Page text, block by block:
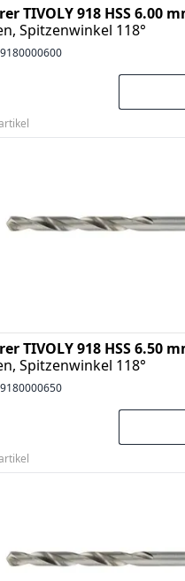
TIVOLY 918 HSS 6.00
Spitzenwinkel 118°
9180000600
TIVOLY 918 HSS 6.50
Spitzenwinkel 118°
9180000650